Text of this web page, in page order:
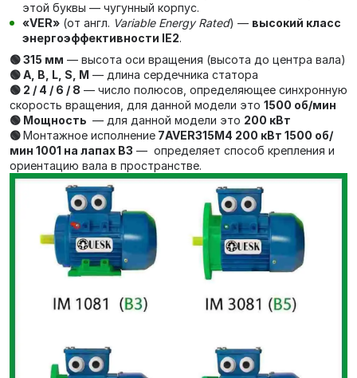
этой буквы — чугунный корпус.
«VER» (от англ. Variable Energy Rated) — высокий класс
энергоэффективности IE2.
🟢 315 мм — высота оси вращения (высота до центра вала)
🟢 А, В, L, S, М — длина сердечника статора
🟢 2 / 4 / 6 / 8 — число полюсов, определяющее синхронную
скорость вращения, для данной модели это 1500 об/мин
🟢 Мощность — для данной модели это 200 кВт
🟢Монтажное исполнение 7AVER315M4 200 кВт 1500 об/
мин 1001 на лапах В3 — определяет способ крепления и
ориентацию вала в пространстве.